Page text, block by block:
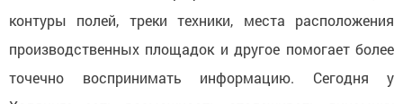
контуры полей, треки техники, места расположения
производственных площадок и другое помогает более
точечно воспринимать информацию. Сегодня у